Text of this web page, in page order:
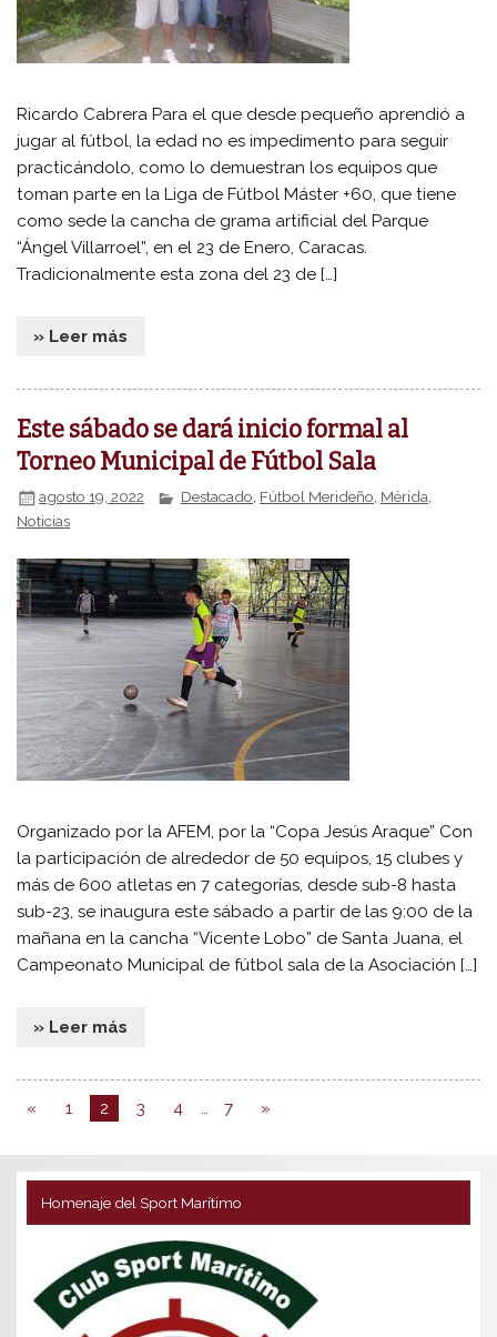
Ricardo Cabrera Para el que desde pequeño aprendió a
jugar al fútbol, la edad no es impedimento para seguir
practicándolo, como lo demuestran los equipos que
toman parte en la Liga de Fútbol Máster +60, que tiene
como sede la cancha de grama artificial del Parque
“Ángel Villarroel”, en el 23 de Enero, Caracas.
Tradicionalmente esta zona del 23 de […]
» Leer más
Este sábado se dará inicio formal al
Torneo Municipal de Fútbol Sala
agosto 19, 2022 Destacado, Fútbol Merideño, Mérida,
Noticias
Organizado por la AFEM, por la “Copa Jesús Araque” Con
la participación de alrededor de 50 equipos, 15 clubes y
más de 600 atletas en 7 categorías, desde sub-8 hasta
sub-23, se inaugura este sábado a partir de las 9:00 de la
mañana en la cancha “Vicente Lobo” de Santa Juana, el
Campeonato Municipal de fútbol sala de la Asociación […]
» Leer más
« 1 2 3 4 … 7 »
Homenaje del Sport Marítimo